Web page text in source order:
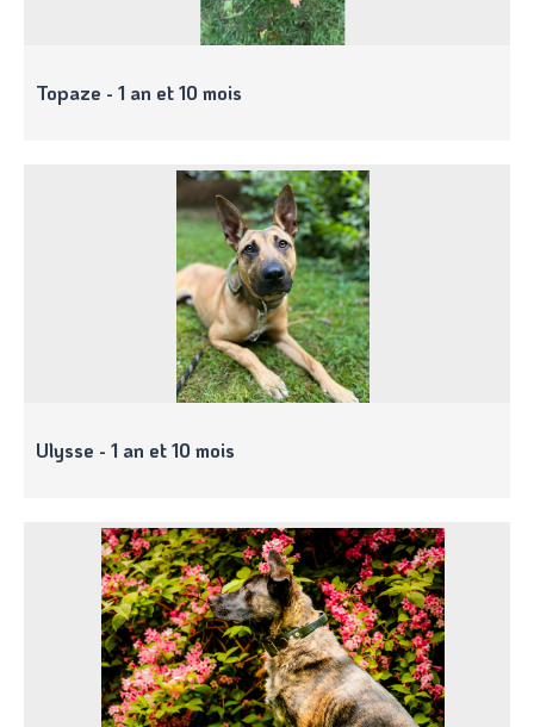
Topaze - 1 an et 10 mois
Ulysse - 1 an et 10 mois